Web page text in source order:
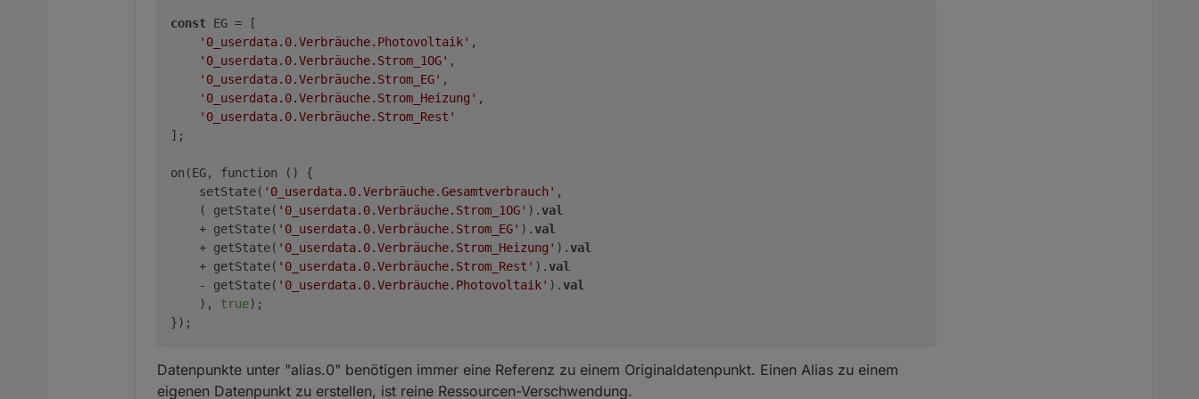
    ));
const EG = [
'0_userdata.0.Verbräuche.Photovoltaik' ,
'0_userdata.0.Verbräuche.Strom_1OG' ,
'0_userdata.0.Verbräuche.Strom_EG' ,
'0_userdata.0.Verbräuche.Strom_Heizung' ,
'0_userdata.0.Verbräuche.Strom_Rest'
];
on(EG, function () {
    setState(
'0_userdata.0.Verbräuche.Gesamtverbrauch' ,
    ( getState(
'0_userdata.0.Verbräuche.Strom_1OG' ).val
    + getState(
'0_userdata.0.Verbräuche.Strom_EG' ).val
    + getState(
'0_userdata.0.Verbräuche.Strom_Heizung' ).val
    + getState(
'0_userdata.0.Verbräuche.Strom_Rest' ).val
    - getState(
'0_userdata.0.Verbräuche.Photovoltaik' ).val
    ),
true);
Datenpunkte unter "alias.0" benötigen immer eine Referenz zu einem Originaldatenpunkt. Einen Alias zu einem
eigenen Datenpunkt zu erstellen, ist reine Ressourcen-Verschwendung.